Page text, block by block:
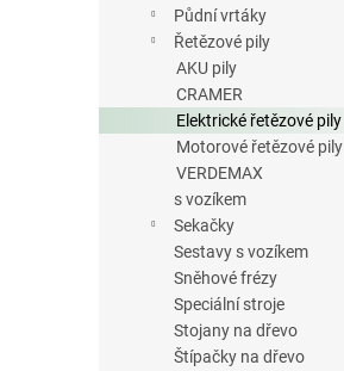
Půdní vrtáky
Řetězové pily
AKU pily
CRAMER
Elektrické řetězové pily
Motorové řetězové pily
VERDEMAX
s vozíkem
Sekačky
Sestavy s vozíkem
Sněhové frézy
Speciální stroje
Stojany na dřevo
Štípačky na dřevo